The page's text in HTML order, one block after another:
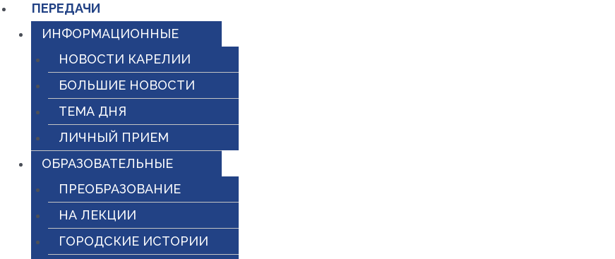
ПЕРЕДАЧИ
ИНФОРМАЦИОННЫЕ
НОВОСТИ КАРЕЛИИ
БОЛЬШИЕ НОВОСТИ
ТЕМА ДНЯ
ЛИЧНЫЙ ПРИЕМ
ОБРАЗОВАТЕЛЬНЫЕ
ПРЕОБРАЗОВАНИЕ
НА ЛЕКЦИИ
ГОРОДСКИЕ ИСТОРИИ